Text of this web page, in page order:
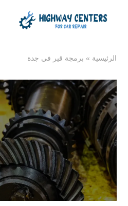
الرئيسية » برمجة قير في جدة